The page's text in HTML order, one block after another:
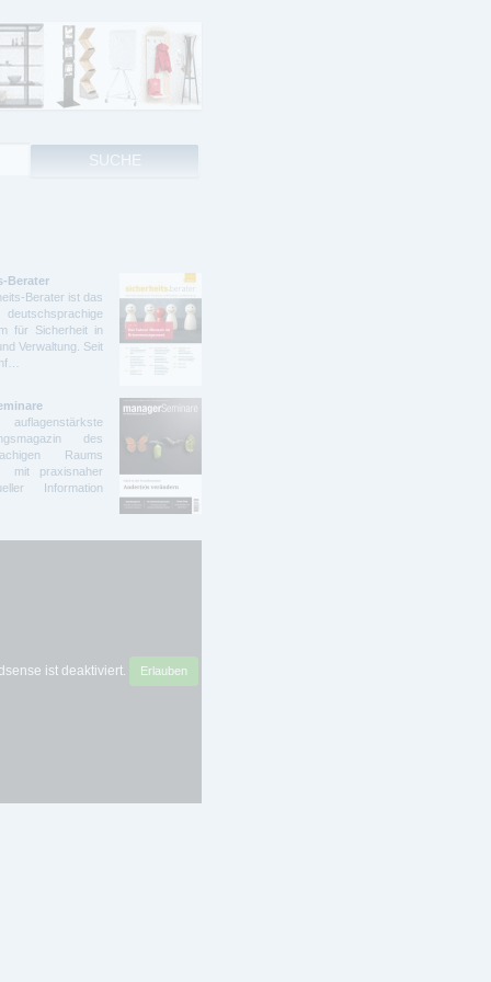
Berater
Berater ist das
für Sicherheit in
Verwaltung. Seit
des
Raums
mit praxisnaher
Information
ist deaktiviert. Erlauben